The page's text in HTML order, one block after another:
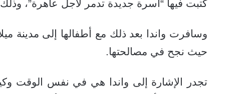
كتبت فيها “أسرة جديدة تدمر لأجل عاهرة”،
وسافرت واندا بعد ذلك مع أطفالها إلى مدينة
حيث نجح في مصالحتها.
تجدر الإشارة إلى واندا هي في نفس الوقت